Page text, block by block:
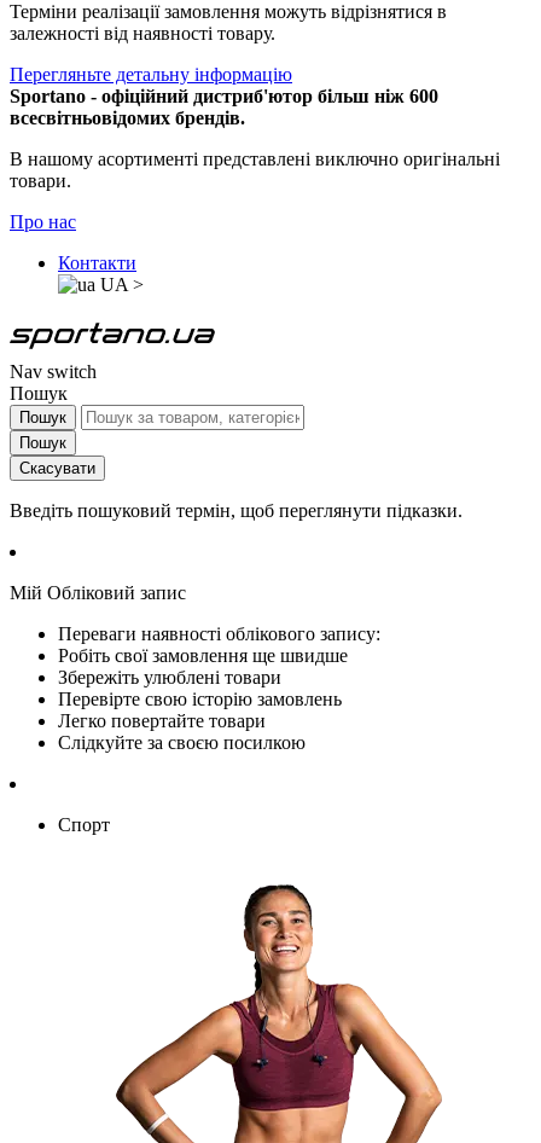
Терміни реалізації замовлення можуть відрізнятися в
залежності від наявності товару.
Перегляньте детальну інформацію
Sportano - офіційний дистриб'ютор більш ніж 600
всесвітньовідомих брендів.
В нашому асортименті представлені виключно оригінальні
товари.
Про нас
Контакти
UA >
Nav switch
Пошук
Пошук
Пошук
Скасувати
Введіть пошуковий термін, щоб переглянути підказки.
Мій Обліковий запис
Переваги наявності облікового запису:
Робіть свої замовлення ще швидше
Збережіть улюблені товари
Перевірте свою історію замовлень
Легко повертайте товари
Слідкуйте за своєю посилкою
Спорт